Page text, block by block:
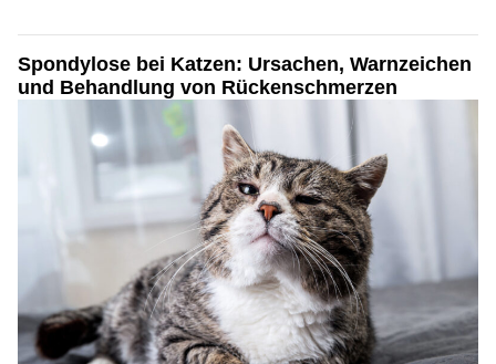
Spondylose bei Katzen: Ursachen, Warnzeichen
und Behandlung von Rückenschmerzen